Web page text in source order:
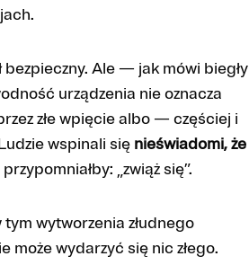
bezpieczny. Ale — jak mówi biegły
urządzenia nie oznacza
złe wpięcie albo — częściej i
wspinali się nieświadomi, że
„zwiąż się”.
wytworzenia złudnego
może wydarzyć się nic złego.